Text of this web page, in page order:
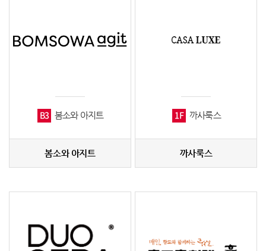
B3 봄소와 아지트
봄소와 아지트
1F 까사룩스
까사룩스